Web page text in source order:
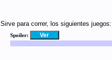
Sirve para correr, los siguientes juegos:
Spoiler: